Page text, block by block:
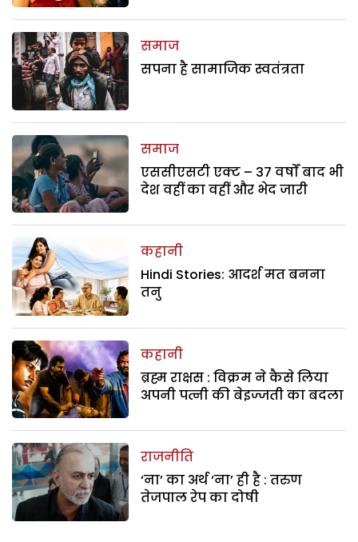
समाज
सपना है सामाजिक स्वतंत्रता
समाज
एससीएसटी एक्ट – 37 वर्षों बाद भी
देश वहीं का वहीं और भेद जारी
कहानी
Hindi Stories: आदर्श मत बनना
तनु
कहानी
ब्रह्म राक्षस : विक्रम ने कैसे लिया
अपनी पत्नी की बेइज्जती का बदला
राजनीति
‘ना’ का अर्थ ‘ना’ ही है : तरुण
तेजपाल रेप का दोषी